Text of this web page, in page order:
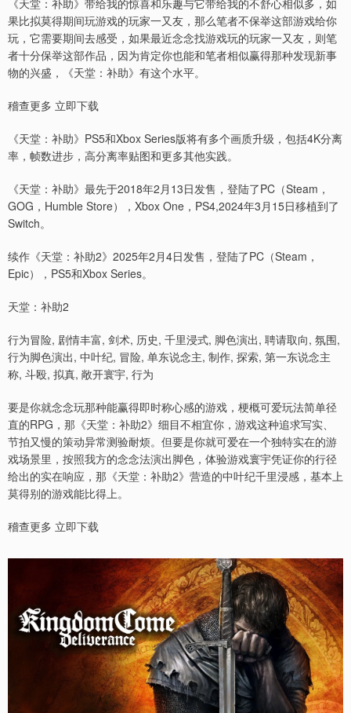
《天堂：补助》带给我的惊喜和乐趣与它带给我的不舒心相似多，如
果比拟莫得期间玩游戏的玩家一又友，那么笔者不保举这部游戏给你
玩，它需要期间去感受，如果最近念念找游戏玩的玩家一又友，则笔
者十分保举这部作品，因为肯定你也能和笔者相似赢得那种发现新事
物的兴盛，《天堂：补助》有这个水平。
稽查更多 立即下载
《天堂：补助》PS5和Xbox Series版将有多个画质升级，包括4K分离
率，帧数进步，高分离率贴图和更多其他实践。
《天堂：补助》最先于2018年2月13日发售，登陆了PC（Steam，
GOG，Humble Store），Xbox One，PS4,2024年3月15日移植到了
Switch。
续作《天堂：补助2》2025年2月4日发售，登陆了PC（Steam，
Epic），PS5和Xbox Series。
天堂：补助2
行为冒险, 剧情丰富, 剑术, 历史, 千里浸式, 脚色演出, 聘请取向, 氛围,
行为脚色演出, 中叶纪, 冒险, 单东说念主, 制作, 探索, 第一东说念主
称, 斗殴, 拟真, 敞开寰宇, 行为
要是你就念念玩那种能赢得即时称心感的游戏，梗概可爱玩法简单径
直的RPG，那《天堂：补助2》细目不相宜你，游戏这种追求写实、
节拍又慢的策动异常测验耐烦。但要是你就可爱在一个独特实在的游
戏场景里，按照我方的念念法演出脚色，体验游戏寰宇凭证你的行径
给出的实在响应，那《天堂：补助2》营造的中叶纪千里浸感，基本上
莫得别的游戏能比得上。
稽查更多 立即下载